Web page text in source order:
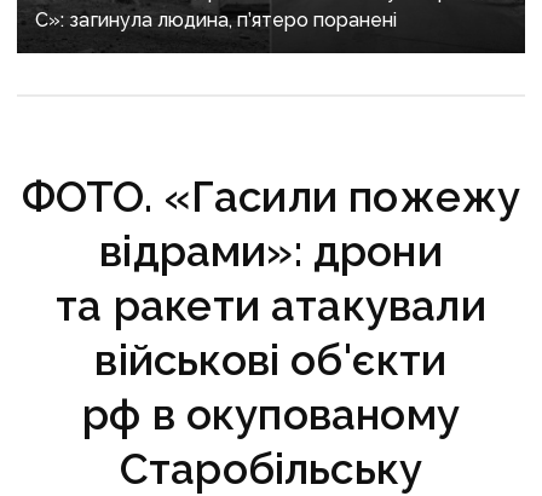
С»: загинула людина, п’ятеро поранені
ФОТО. «Гасили пожежу
відрами»: дрони
та ракети атакували
військові об'єкти
рф в окупованому
Старобільську